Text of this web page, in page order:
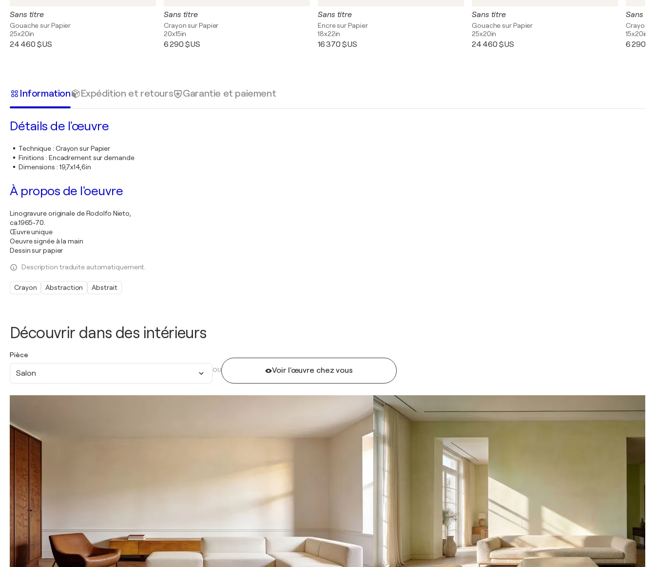
Découvrir dans des intérieurs
Pièce
Salon OU Voir l'œuvre chez vous
Sans titre
Gouache sur Papier
25x20in
24 460 $US
Sans titre
Crayon sur Papier
20x15in
6 290 $US
Sans titre
Encre sur Papier
18x22in
16 370 $US
Sans titre
Gouache sur Papier
25x20in
24 460 $US
Sans
Crayon
15x20in
6 290
Information Expédition et retours Garantie et paiement
Détails de l'œuvre
Technique: Crayon sur Papier
Finitions : Encadrement sur demande
Dimensions : 19,7x14,6in
À propos de l'oeuvre
Linogravure originale de Rodolfo Nieto,
ca.1965-70.
Œuvre unique
Oeuvre signée à la main
Dessin sur papier
Description traduite automatiquement.
Crayon Abstraction Abstrait